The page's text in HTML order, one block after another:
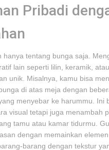
Pribadi
hanya tentang bunga saja.
lain seperti lilin, keramik,
unik. Misalnya, kamu bisa
di atas meja dengan
menyebar ke harummu. Ini
visual tetapi juga menambah
tamu atau kamar tidurmu.
dengan memainkan elemen
barang dengan tekstur